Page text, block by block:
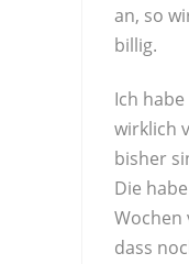
an, so
billig.
Ich
wirklich
bisher
Die
Wochen
dass